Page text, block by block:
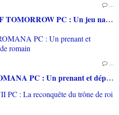
[TEST ECLAIR] TIDES OF TOMORROW PC : Un jeu narratif fun et connecté
[TEST] ANNO 117 PAX ROMANA PC : Un prenant et dépaysant voyage dans le monde romain